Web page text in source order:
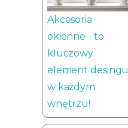
Akcesoria
okienne - to
kluczowy
element desingu
w każdym
wnętrzu!